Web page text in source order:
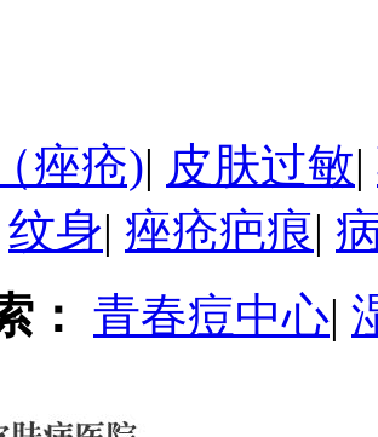
痤疮)| 皮肤过敏|
纹身| 痤疮疤痕|
： 青春痘中心|